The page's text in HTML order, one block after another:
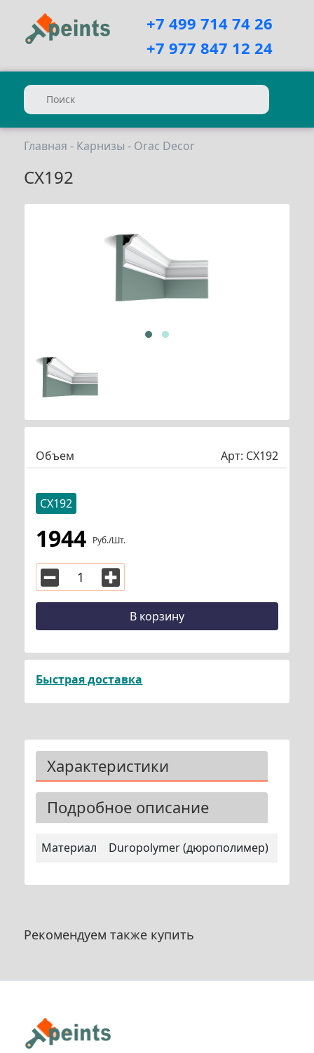
+7 499 714 74 26
+7 977 847 12 24
Главная - Карнизы - Orac Decor
CX192
Объем Арт: CX192
CX192
1944 Руб./шт.
В корзину
Быстрая доставка
Характеристики
Подробное описание
Материал Duropolymer (дюрополимер)
Рекомендуем также купить